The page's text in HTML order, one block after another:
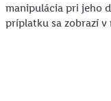
manipulácia pri jeho
príplatku sa zobrazí v